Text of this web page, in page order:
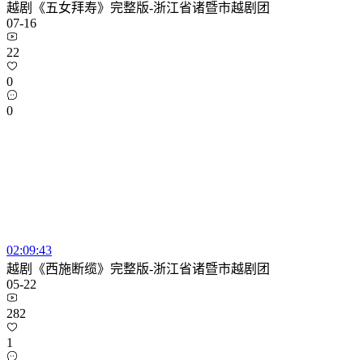
越剧《五女拜寿》完整版-浙江省诸暨市越剧团
07-16
22
0
0
02:09:43
越剧《西施断缆》完整版-浙江省诸暨市越剧团
05-22
282
1